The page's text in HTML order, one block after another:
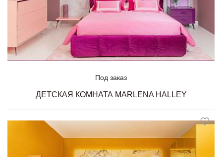
Под заказ
ДЕТСКАЯ КОМНАТА MARLENA HALLEY